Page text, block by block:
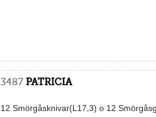
3487 PATRICIA
12 Smörgåsknivar(L17,3) o 12